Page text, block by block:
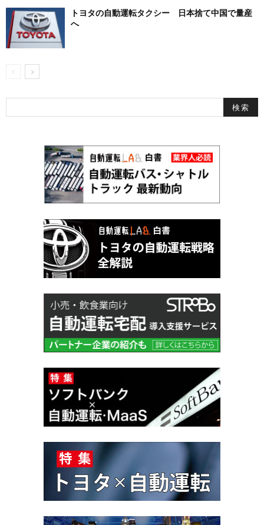
トヨタの自動運転タクシー 日本捨て中国で量産
へ